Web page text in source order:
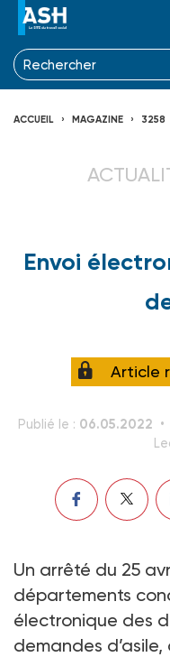
ACCUEIL MAGAZINE 3258
Envoi
Article
Publié le : 06.05.2022
Un arrêté du 25
départements
électronique des
demandes